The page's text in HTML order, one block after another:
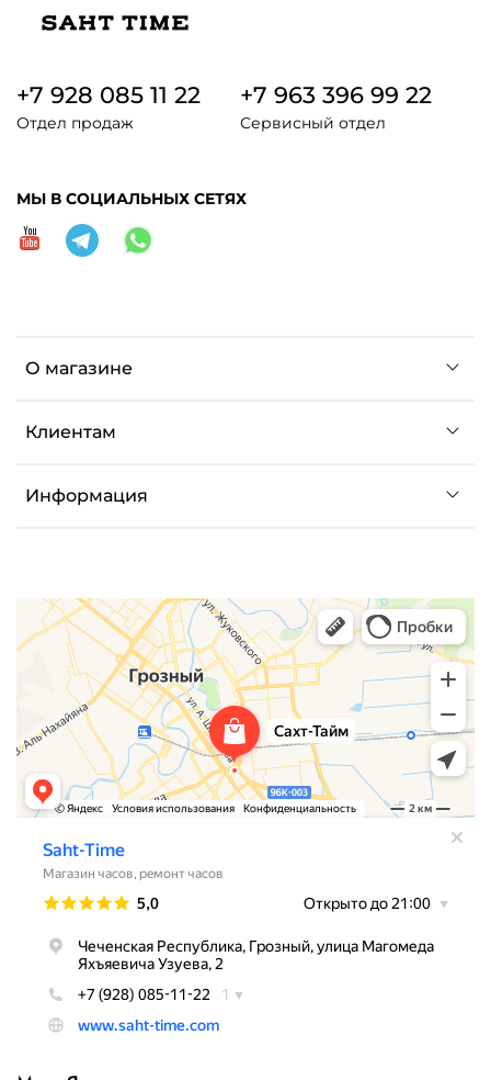
О магазине
Клиентам
Информация
+7 928 085 11 22
Отдел продаж
+7 963 396 99 22
Сервисный отдел
МЫ В СОЦИАЛЬНЫХ СЕТЯХ